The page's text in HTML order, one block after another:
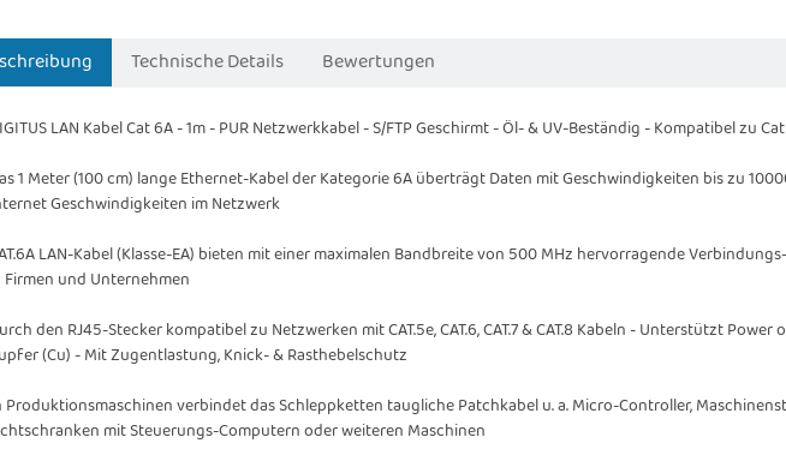
Technische Details Bewertungen
LAN Kabel Cat 6A - 1m - PUR Netzwerkkabel - S/FTP Geschirmt - Öl- & UV-Beständig - Kompatibel zu
1 Meter (100 cm) lange Ethernet-Kabel der Kategorie 6A überträgt Daten mit Geschwindigkeiten bis zu
Geschwindigkeiten im Netzwerk
LAN-Kabel (Klasse-EA) bieten mit einer maximalen Bandbreite von 500 MHz hervorragende
Firmen und Unternehmen
den RJ45-Stecker kompatibel zu Netzwerken mit CAT.5e, CAT.6, CAT.7 & CAT.8 Kabeln - Unterstützt
(Cu) - Mit Zugentlastung, Knick- & Rasthebelschutz
Produktionsmaschinen verbindet das Schleppketten taugliche Patchkabel u. a. Micro-Controller,
mit Steuerungs-Computern oder weiteren Maschinen